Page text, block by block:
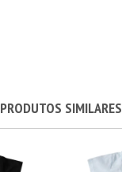
PRODUTOS SIMILARES